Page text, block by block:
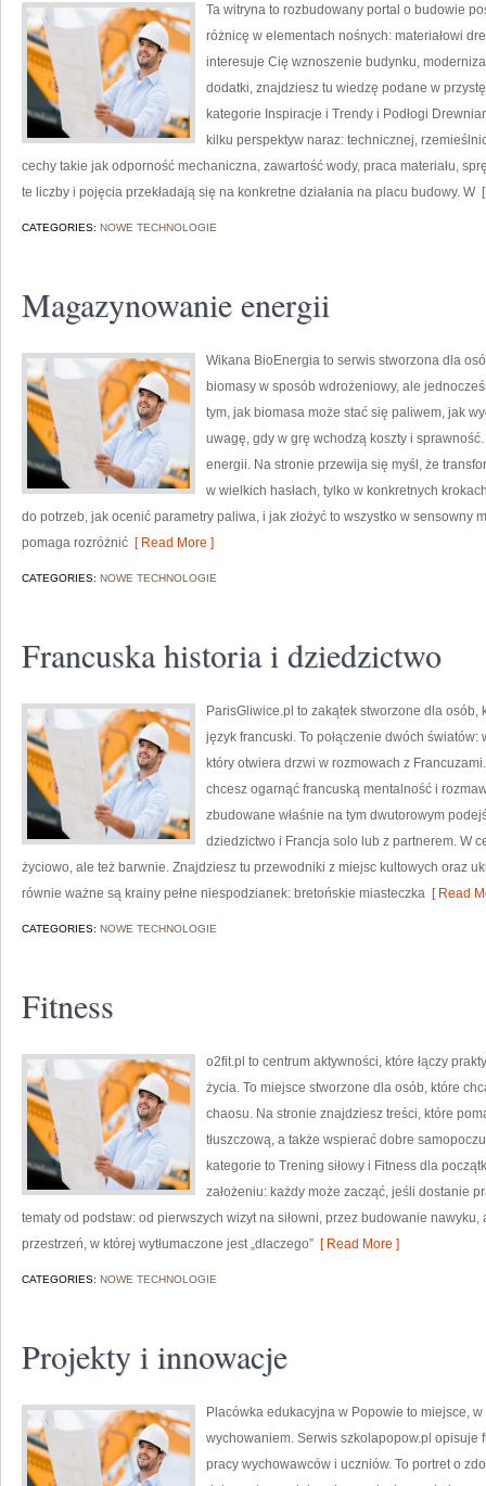
Ta witryna to rozbudowany portal o budowie
różnicę w elementach nośnych: materiałowi
interesuje Cię wznoszenie budynku,
dodatki, znajdziesz tu wiedzę podane w
kategorie Inspiracje i Trendy i Podłogi
kilku perspektyw naraz: technicznej,
cechy takie jak odporność mechaniczna, zawartość wody, praca materiału,
te liczby i pojęcia przekładają się na konkretne działania na placu budowy. W
CATEGORIES: NOWE TECHNOLOGIE
Magazynowanie energii
Wikana BioEnergia to serwis stworzona dla
biomasy w sposób wdrożeniowy, ale
tym, jak biomasa może stać się paliwem, jak
uwagę, gdy w grę wchodzą koszty i
energii. Na stronie przewija się myśl, że
w wielkich hasłach, tylko w konkretnych
do potrzeb, jak ocenić parametry paliwa, i jak złożyć to wszystko w sensowny
pomaga rozróżnić [ Read More ]
CATEGORIES: NOWE TECHNOLOGIE
Francuska historia i dziedzictwo
ParisGliwice.pl to zakątek stworzone dla
język francuski. To połączenie dwóch
który otwiera drzwi w rozmowach z
chcesz ogarnąć francuską mentalność i
zbudowane właśnie na tym dwutorowym
dziedzictwo i Francja solo lub z partnerem. W
życiowo, ale też barwnie. Znajdziesz tu przewodniki z miejsc kultowych oraz
równie ważne są krainy pełne niespodzianek: bretońskie miasteczka [ Read
CATEGORIES: NOWE TECHNOLOGIE
Fitness
o2fit.pl to centrum aktywności, które łączy
życia. To miejsce stworzone dla osób, które
chaosu. Na stronie znajdziesz treści, które
tłuszczową, a także wspierać dobre
kategorie to Trening siłowy i Fitness dla
założeniu: każdy może zacząć, jeśli dostanie
tematy od podstaw: od pierwszych wizyt na siłowni, przez budowanie
przestrzeń, w której wytłumaczone jest „dlaczego” [ Read More ]
CATEGORIES: NOWE TECHNOLOGIE
Projekty i innowacje
Placówka edukacyjna w Popowie to miejsce,
wychowaniem. Serwis szkolapopow.pl
pracy wychowawców i uczniów. To portret o